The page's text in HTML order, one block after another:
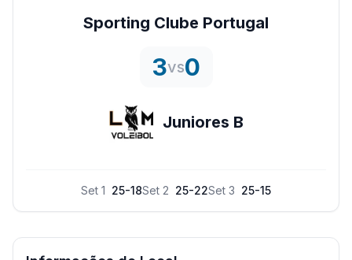
Sporting Clube Portugal
3vs0
Juniores B
Set 1 25-18Set 2 25-22Set 3 25-15